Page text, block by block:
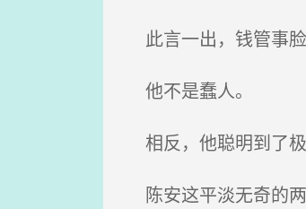
此言一出，钱管事脸
他不是蠢人。
相反，他聪明到了极
陈安这平淡无奇的两